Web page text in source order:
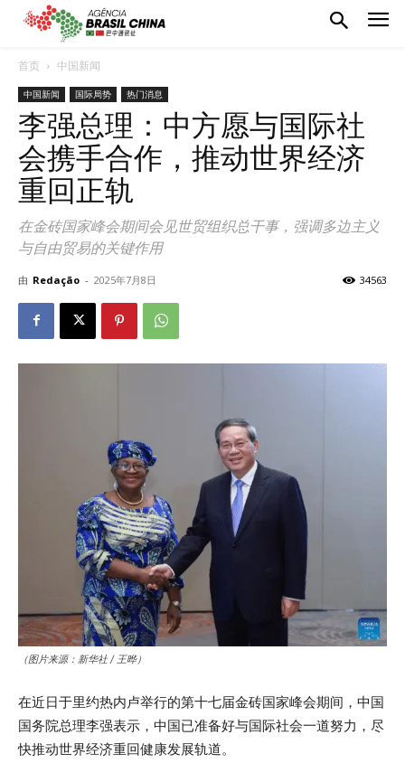
首页 中国新闻
中国新闻 国际局势 热门消息
李强总理：中方愿与国际社
会携手合作，推动世界经济
重回正轨
在金砖国家峰会期间会见世贸组织总干事，强调多边主义
与自由贸易的关键作用
由 Redação - 2025年7月8日 34563
（图片来源：新华社 / 王晔）
在近日于里约热内卢举行的第十七届金砖国家峰会期间，中国
国务院总理李强表示，中国已准备好与国际社会一道努力，尽
快推动世界经济重回健康发展轨道。